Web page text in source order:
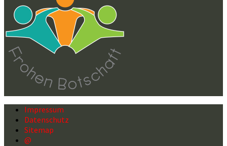
Impressum
Datenschutz
Sitemap
@